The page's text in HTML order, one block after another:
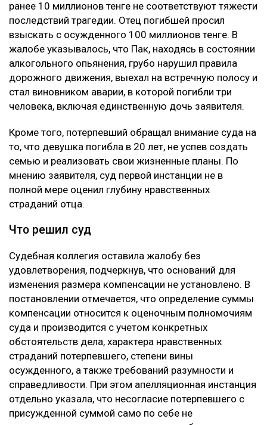
ранее 10 миллионов тенге не соответствуют тяжести
последствий трагедии. Отец погибшей просил
взыскать с осужденного 100 миллионов тенге. В
жалобе указывалось, что Пак, находясь в состоянии
алкогольного опьянения, грубо нарушил правила
дорожного движения, выехал на встречную полосу и
стал виновником аварии, в которой погибли три
человека, включая единственную дочь заявителя.
Кроме того, потерпевший обращал внимание суда на
то, что девушка погибла в 20 лет, не успев создать
семью и реализовать свои жизненные планы. По
мнению заявителя, суд первой инстанции не в
полной мере оценил глубину нравственных
страданий отца.
Что решил суд
Судебная коллегия оставила жалобу без
удовлетворения, подчеркнув, что оснований для
изменения размера компенсации не установлено. В
постановлении отмечается, что определение суммы
компенсации относится к оценочным полномочиям
суда и производится с учетом конкретных
обстоятельств дела, характера нравственных
страданий потерпевшего, степени вины
осужденного, а также требований разумности и
справедливости. При этом апелляционная инстанция
отдельно указала, что несогласие потерпевшего с
присужденной суммой само по себе не